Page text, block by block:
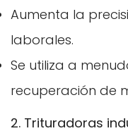
Aumenta la
laborales.
Se utiliza a
recuperación de
2. Trituradoras